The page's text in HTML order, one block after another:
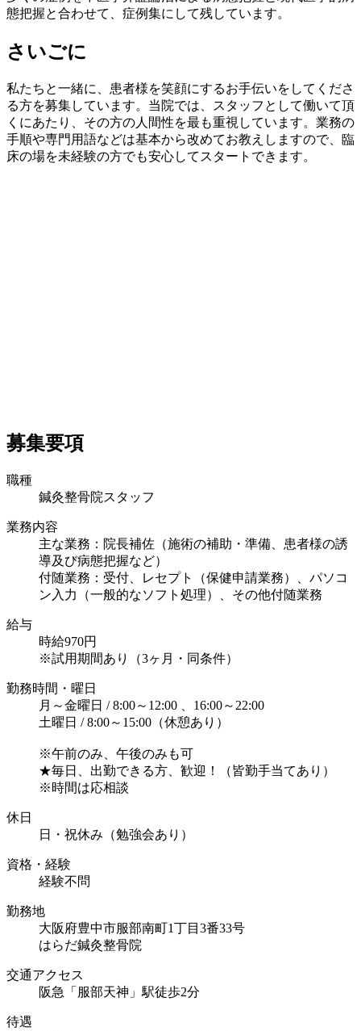
態把握と合わせて、症例集にして残しています。
さいごに
私たちと一緒に、患者様を笑顔にするお手伝いをしてくださ
る方を募集しています。当院では、スタッフとして働いて頂
くにあたり、その方の人間性を最も重視しています。業務の
手順や専門用語などは基本から改めてお教えしますので、臨
床の場を未経験の方でも安心してスタートできます。
募集要項
職種
鍼灸整骨院スタッフ
業務内容
主な業務：院長補佐（施術の補助・準備、患者様の誘
導及び病態把握など）
付随業務：受付、レセプト（保健申請業務）、パソコ
ン入力（一般的なソフト処理）、その他付随業務
給与
時給970円
※試用期間あり（3ヶ月・同条件）
勤務時間・曜日
月～金曜日 / 8:00～12:00 、16:00～22:00
土曜日 / 8:00～15:00（休憩あり）
※午前のみ、午後のみも可
★毎日、出勤できる方、歓迎！（皆勤手当てあり）
※時間は応相談
休日
日・祝休み（勉強会あり）
資格・経験
経験不問
勤務地
大阪府豊中市服部南町1丁目3番33号
はらだ鍼灸整骨院
交通アクセス
阪急「服部天神」駅徒歩2分
待遇